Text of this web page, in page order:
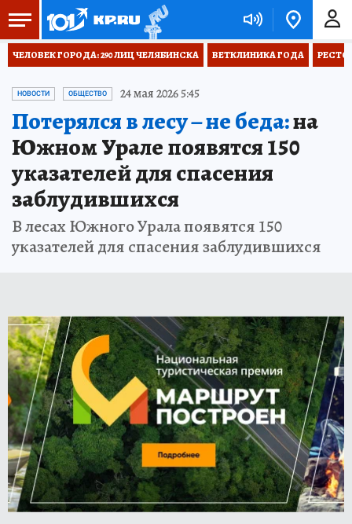
ЧЕЛОВЕК ГОРОДА: 290 ЛИЦ ЧЕЛЯБИНСКА ВЕТКЛИНИКА ГОДА
НОВОСТИ ОБЩЕСТВО 24 мая 2026 5:45
Потерялся в лесу – не беда:на
Южном Урале появятся 150
указателей для спасения
заблудившихся
В лесах Южного Урала появятся 150
указателей для спасения заблудившихся